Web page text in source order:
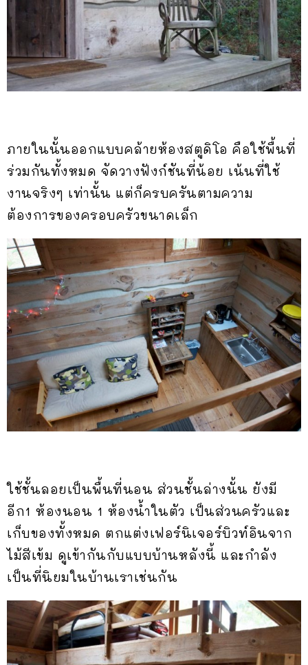
ภายในนั้นออกแบบคล้ายห้องสตูดิโอ คือใช้พื้นที่
ร่วมกันทั้งหมด จัดวางฟังก์ชันที่น้อย เน้นที่ใช้
งานจริงๆ เท่านั้น แต่ก็ครบครันตามความ
ต้องการของครอบครัวขนาดเล็ก
ใช้ชั้นลอยเป็นพื้นที่นอน ส่วนชั้นล่างนั้น ยังมี
อีก1 ห้องนอน 1 ห้องน้ำในตัว เป็นส่วนครัวและ
เก็บของทั้งหมด ตกแต่งเฟอร์นิเจอร์บิวท์อินจาก
ไม้สีเข้ม ดูเข้ากันกับแบบบ้านหลังนี้ และกำลัง
เป็นที่นิยมในบ้านเราเช่นกัน